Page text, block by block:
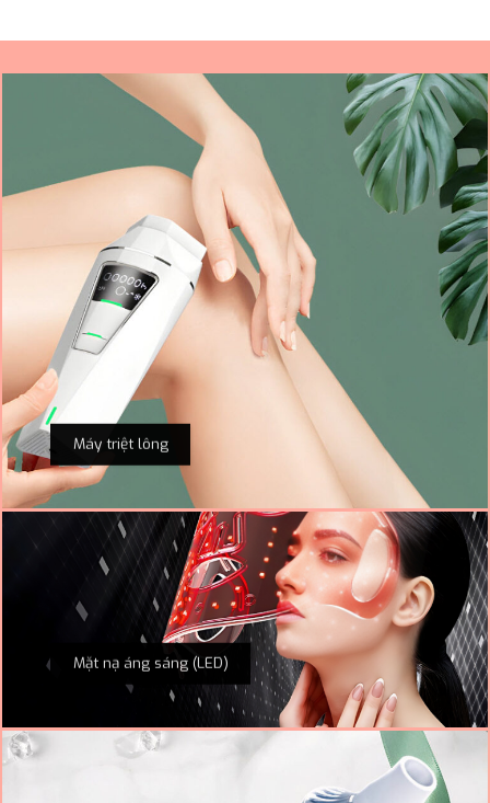
Máy triệt lông
Mặt nạ áng sáng (LED)